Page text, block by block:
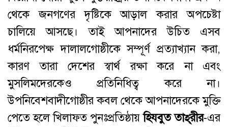
থেকে জনগণের দৃষ্টিকে আড়াল করার অপচেষ্টা
চালিয়ে আসছে। তাই আপনাদের উচিত এসব
ধর্মনিরপেক্ষ দালালগোষ্ঠীকে সম্পূর্ণ প্রত্যাখ্যান করা,
কারণ তারা দেশের স্বার্থ রক্ষা করে না এবং
মুসলিমদেরকেও প্রতিনিধিত্ব করে না।
উপনিবেশবাদীগোষ্ঠীর কবল থেকে আপনাদেরকে মুক্তি
পেতে হলে খিলাফত পুনঃপ্রতিষ্ঠায়হিযবুত তাহ্রীর-এর